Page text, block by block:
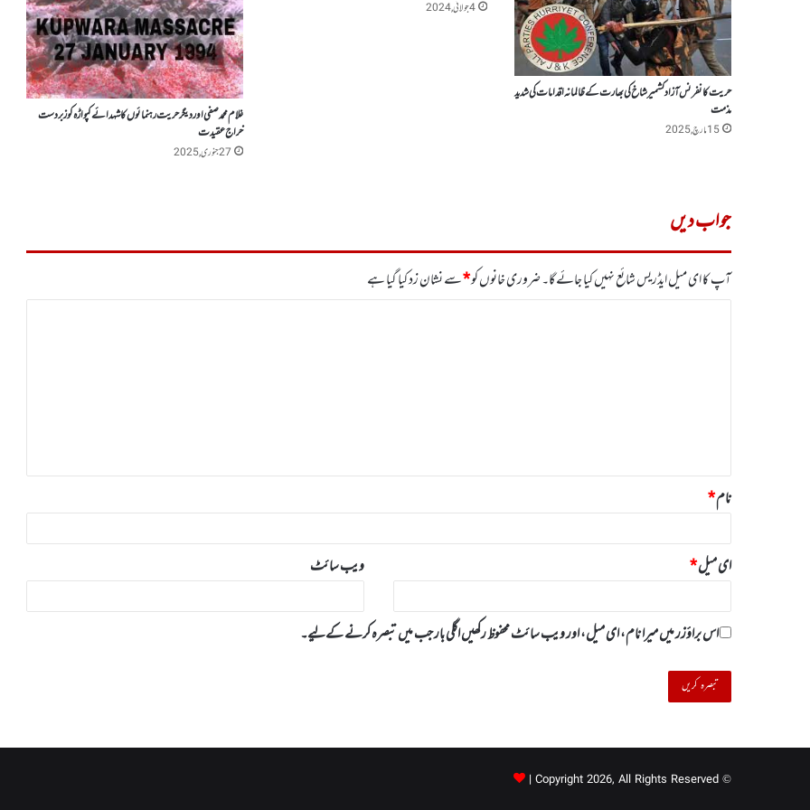
حریت کانفرنس آزادکشمیر شاخ کی بھارت کے ظالمانہ اقدامات کی شدید
مذمت
15 مارچ, 2025
4 جولائی, 2024
غلام محمد صفی اور دیگر حریت رہنمائوں کا شہدائے کپواڑہ کوزبردست
خراج عقیدت
27 جنوری, 2025
جواب دیں
آپ کا ای میل ایڈریس شائع نہیں کیا جائے گا۔ضروری خانوں کو*سے نشان زد کیا گیا ہے
نام*
ای میل* ویب‌ سائٹ
اس براؤزر میں میرا نام، ای میل، اور ویب سائٹ محفوظ رکھیں اگلی بار جب میں تبصرہ کرنے کےلیے۔
© Copyright 2026, All Rights Reserved |